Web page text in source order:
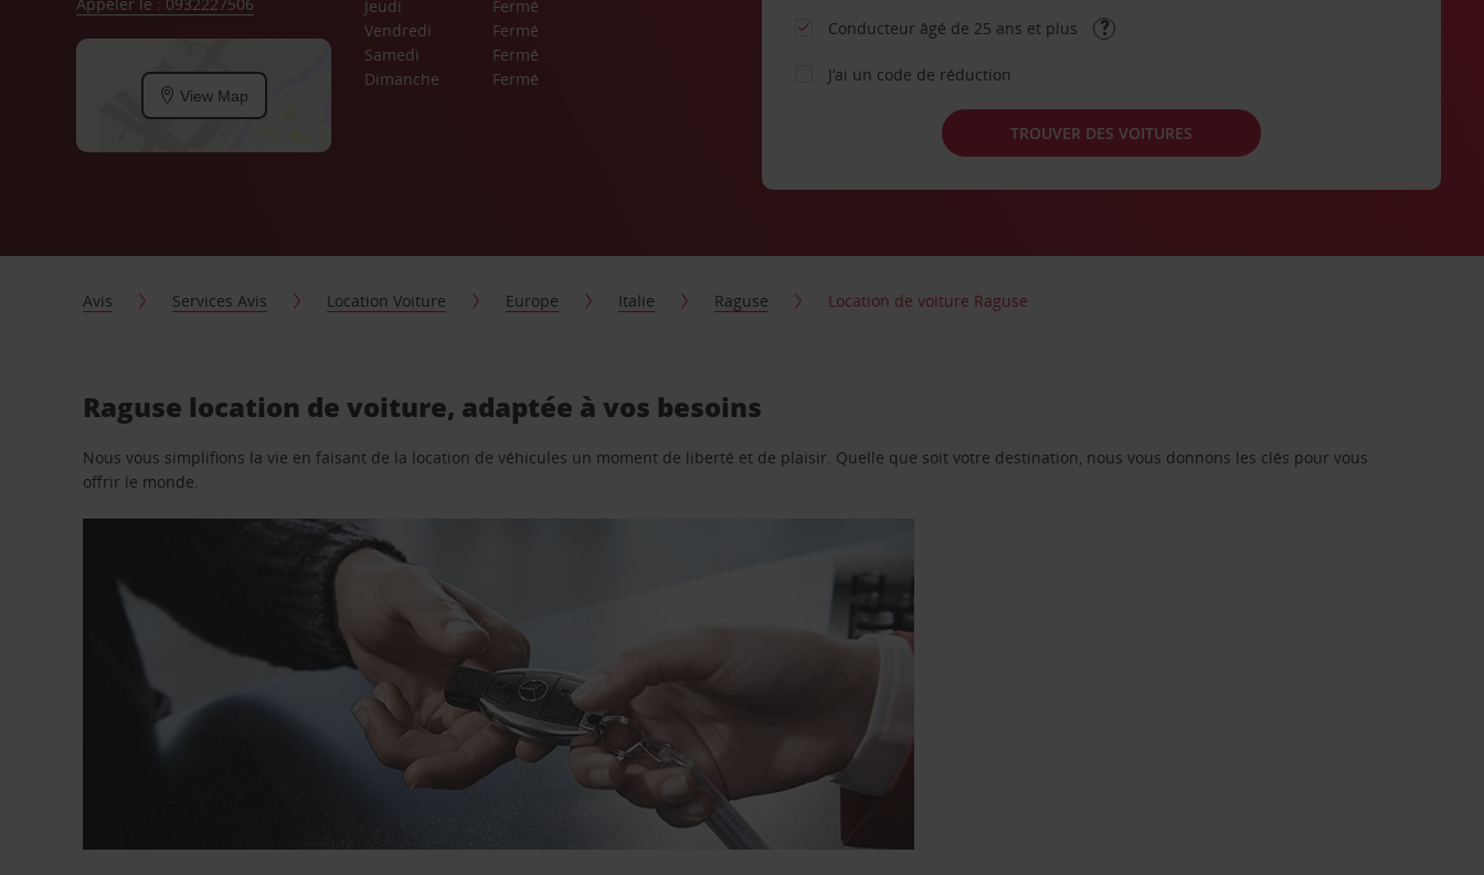
View Map
Jeudi
Fermé
Vendredi
Fermé
Samedi
Fermé
Dimanche
Fermé
Conducteur âgé de 25 ans et plus
J’ai un code de réduction
TROUVER DES VOITURES
Avis Services Avis Location Voiture Europe Italie Raguse Location de voiture Raguse
Raguse location de voiture, adaptée à vos besoins
Nous vous simplifions la vie en faisant de la location de véhicules un moment de liberté et de plaisir. Quelle que soit votre destination, nous vous donnons les clés pour vous
offrir le monde.